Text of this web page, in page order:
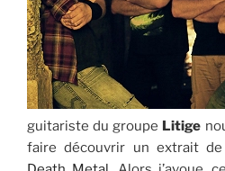
guitariste du groupe Litige
faire découvrir un extrait